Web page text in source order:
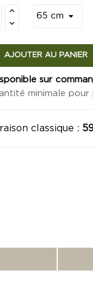
AJOUTER AU PANIER
sur
minimale
classique :